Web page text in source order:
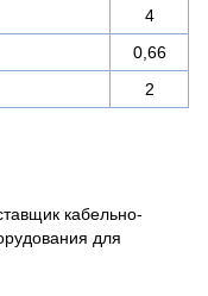
4
0,66
2
кабельно-
для